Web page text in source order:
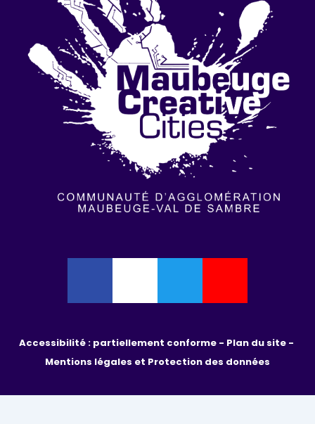
Accessibilité : partiellement conforme -
Mentions légales et Protection des données